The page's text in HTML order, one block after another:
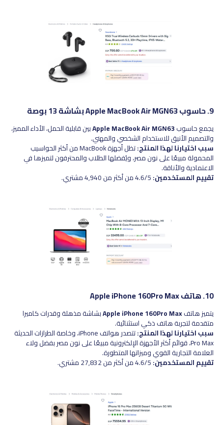
9. حاسوب Apple MacBook Air MGN63 بشاشة 13 بوصة
يجمع حاسوبApple MacBook Air MGN63بين قابلية الحمل، الأداء المميز،
والتصميم الأنيق للاستخدام الشخصي والمهني.
سبب اختيارنا لهذا المنتج: تظل أجهزة MacBook من أكثر الحواسيب
المحمولة مبيعًا على نون مصر، ويُفضلها الطلاب والمحترفون لتميزها في
الاعتمادية والأناقة.
تقييم المستخدمين:
10. هاتف Apple iPhone 160Pro Max
يتميز هاتفApple iPhone 160Pro Maxبشاشة مذهلة وقدرات كاميرا
متقدمة لتجربة هاتف ذكي استثنائية.
سبب اختيارنا لهذا المنتج: تتصدر هواتف iPhone، وخاصة الطرازات الحديثة
Pro Max، قوائم أكثر الأجهزة الإلكترونية مبيعًا على نون مصر بفضل ولاء
العلامة التجارية القوي وميزاتها المتطورة.
تقييم المستخدمين: